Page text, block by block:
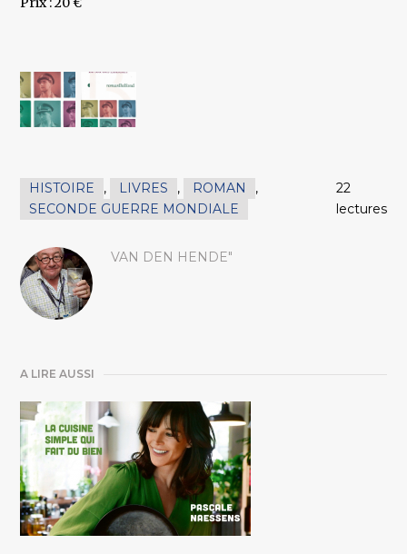
HISTOIRE , LIVRES , ROMAN
,
SECONDE GUERRE MONDIALE
22
lectures
VAN DEN HENDE"
A LIRE AUSSI